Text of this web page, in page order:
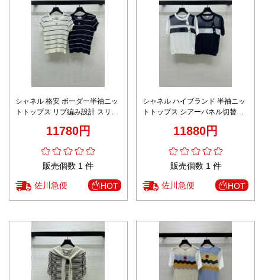
シャネル 格安 ボーダー半袖ニッ
トトップス リブ編み設計 スリム
11780円
販売個数 1 件
佐川急便 HOT
シャネル ハイブランド 半袖ニッ
トトップス シアーパネル切替デ
11880円
販売個数 1 件
佐川急便 HOT